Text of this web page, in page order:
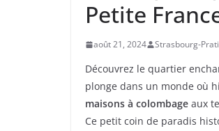
Petite
août 21, 2024 Strasbourg-
Découvrez le quartier
plonge dans un monde où
maisons à colombage aux
Ce petit coin de paradis